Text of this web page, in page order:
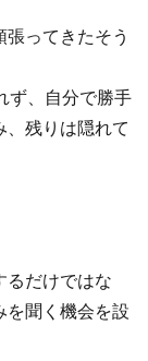
ってきたそう
ず、自分で勝手
、残りは隠れて
るだけではな
を聞く機会を設